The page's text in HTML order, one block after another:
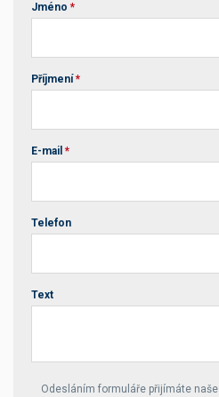
Jméno *
Příjmení *
E-mail *
Telefon
Text
Your website *
Odesláním formuláře přijímáte naše